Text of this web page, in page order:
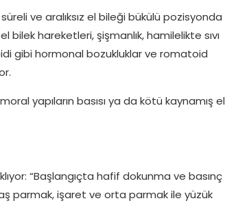
ve aralıksız el bileği bükülü pozisyonda
bilek hareketleri, şişmanlık, hamilelikte sıvı
gibi hormonal bozukluklar ve romatoid
yapıların basısı ya da kötü kaynamış el
“Başlangıçta hafif dokunma ve basınç
parmak, işaret ve orta parmak ile yüzük